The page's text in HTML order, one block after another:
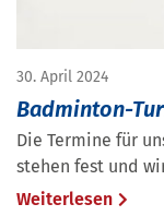
30. April 2024
Badminton-
Die Termine für
stehen fest und
Weiterlesen